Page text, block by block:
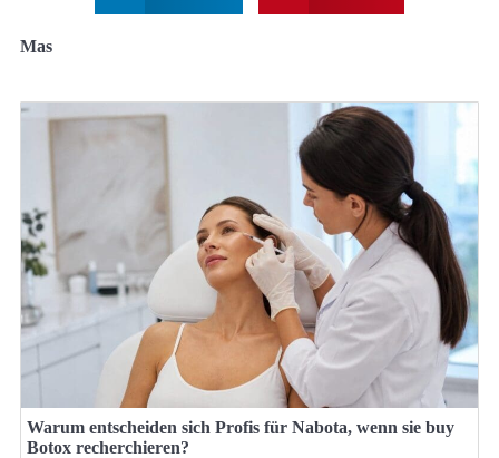
Mas
Warum entscheiden sich Profis für Nabota, wenn sie buy
Botox recherchieren?